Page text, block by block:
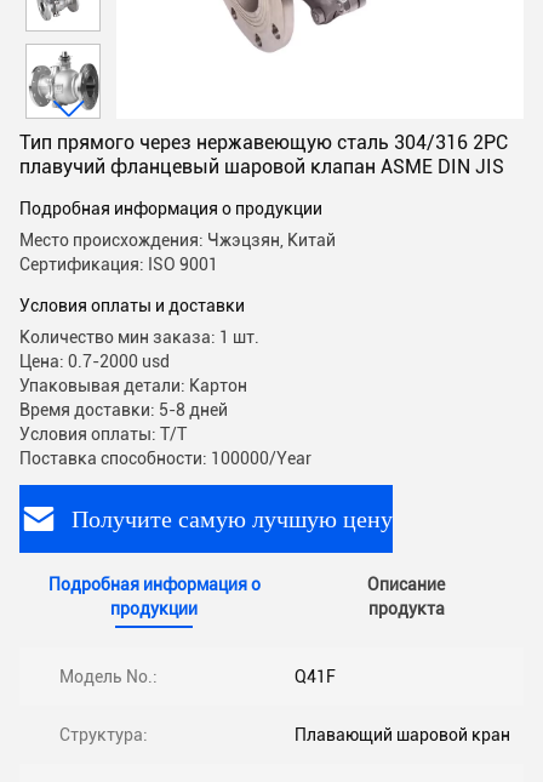
Тип прямого через нержавеющую сталь 304/316 2PC
плавучий фланцевый шаровой клапан ASME DIN JIS
Подробная информация о продукции
Место происхождения: Чжэцзян, Китай
Сертификация: ISO 9001
Условия оплаты и доставки
Количество мин заказа: 1 шт.
Цена: 0.7-2000 usd
Упаковывая детали: Картон
Время доставки: 5-8 дней
Условия оплаты: T/T
Поставка способности: 100000/Year
Получите самую лучшую цену
Подробная информация о
продукции
Описание
продукта
Модель No.: Q41F
Структура: Плавающий шаровой кран